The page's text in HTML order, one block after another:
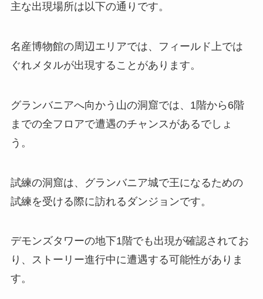
主な出現場所は以下の通りです。
名産博物館の周辺エリアでは、フィールド上では
ぐれメタルが出現することがあります。
グランバニアへ向かう山の洞窟では、1階から6階
までの全フロアで遭遇のチャンスがあるでしょ
う。
試練の洞窟は、グランバニア城で王になるための
試練を受ける際に訪れるダンジョンです。
デモンズタワーの地下1階でも出現が確認されてお
り、ストーリー進行中に遭遇する可能性がありま
す。